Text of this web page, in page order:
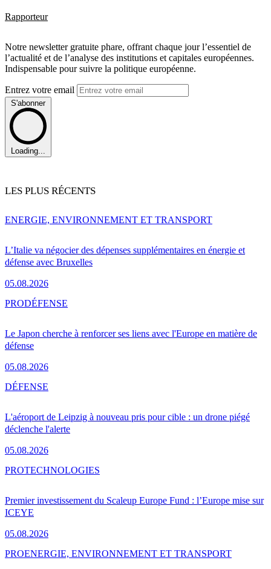
Rapporteur
Notre newsletter gratuite phare, offrant chaque jour l’essentiel de
l’actualité et de l’analyse des institutions et capitales européennes.
Indispensable pour suivre la politique européenne.
Entrez votre email
S'abonner
Loading...
LES PLUS RÉCENTS
L’Italie va négocier des dépenses supplémentaires en énergie et
défense avec Bruxelles
05.08.2026
ENERGIE, ENVIRONNEMENT ET TRANSPORT
Le Japon cherche à renforcer ses liens avec l'Europe en matière de
défense
05.08.2026
PRODÉFENSE
L'aéroport de Leipzig à nouveau pris pour cible : un drone piégé
déclenche l'alerte
05.08.2026
DÉFENSE
Premier investissement du Scaleup Europe Fund : l’Europe mise sur
ICEYE
05.08.2026
PROTECHNOLOGIES
PROENERGIE, ENVIRONNEMENT ET TRANSPORT